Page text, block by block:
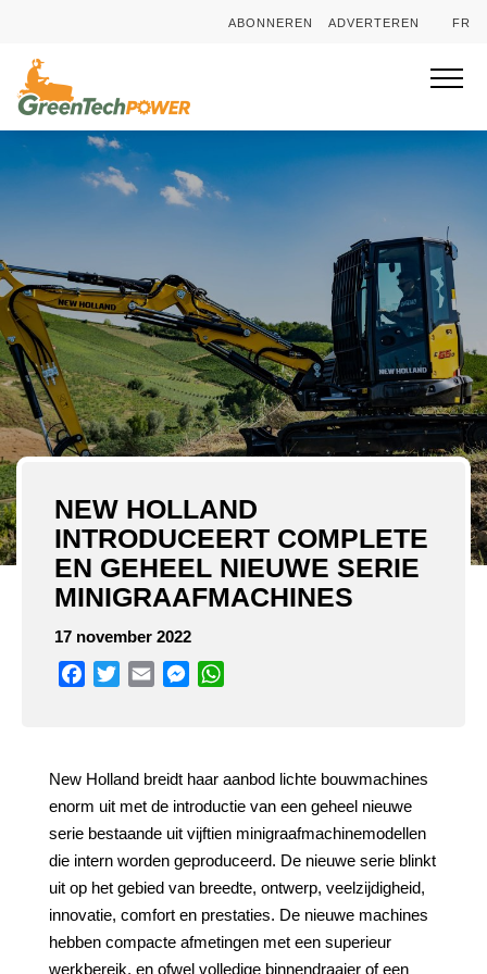
ABONNEREN ADVERTEREN FR
NEW HOLLAND
INTRODUCEERT COMPLETE
EN GEHEEL NIEUWE SERIE
MINIGRAAFMACHINES
17 november 2022
Facebook
TwitterEmail Messenger
New Holland breidt haar aanbod lichte bouwmachines
enorm uit met de introductie van een geheel nieuwe
serie bestaande uit vijftien minigraafmachinemodellen
die intern worden geproduceerd. De nieuwe serie blinkt
uit op het gebied van breedte, ontwerp, veelzijdigheid,
innovatie, comfort en prestaties. De nieuwe machines
hebben compacte afmetingen met een superieur
werkbereik, en ofwel volledige binnendraaier of een